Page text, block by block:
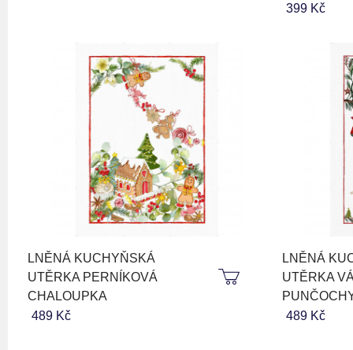
399 Kč
LNĚNÁ KUCHYŇSKÁ
UTĚRKA PERNÍKOVÁ
CHALOUPKA
489 Kč
LNĚNÁ
UTĚRKA
489 Kč